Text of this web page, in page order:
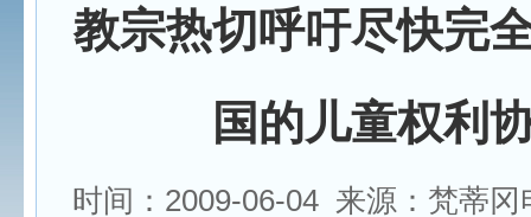
教宗热切呼吁尽快完
国的儿童权利
时间：2009-06-04 来源：梵蒂